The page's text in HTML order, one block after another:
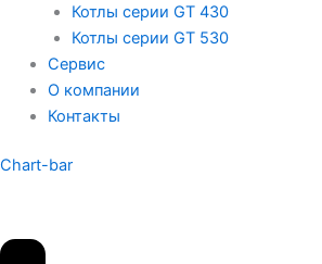
Котлы серии GT 430
Котлы серии GT 530
Сервис
О компании
Контакты
Chart-bar